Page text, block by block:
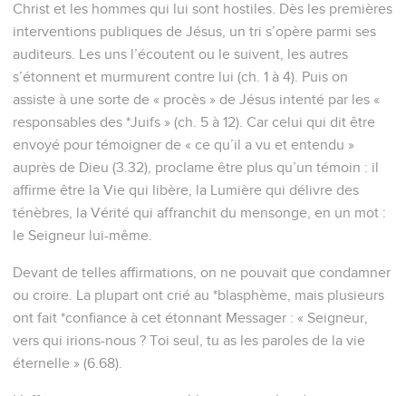
Christ et les hommes qui lui sont hostiles. Dès les premières
interventions publiques de Jésus, un tri s’opère parmi ses
auditeurs. Les uns l’écoutent ou le suivent, les autres
s’étonnent et murmurent contre lui (ch. 1 à 4). Puis on
assiste à une sorte de « procès » de Jésus intenté par les «
responsables des *Juifs » (ch. 5 à 12). Car celui qui dit être
envoyé pour témoigner de « ce qu’il a vu et entendu »
auprès de Dieu (3.32), proclame être plus qu’un témoin : il
affirme être la Vie qui libère, la Lumière qui délivre des
ténèbres, la Vérité qui affranchit du mensonge, en un mot :
le Seigneur lui-même.
Devant de telles affirmations, on ne pouvait que condamner
ou croire. La plupart ont crié au *blasphème, mais plusieurs
ont fait *confiance à cet étonnant Messager : « Seigneur,
vers qui irions-nous ? Toi seul, tu as les paroles de la vie
éternelle » (6.68).